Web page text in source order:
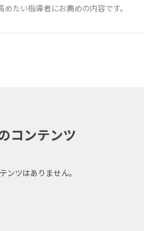
たい指導者にお薦めの内容です。
コンテンツ
ンツはありません。